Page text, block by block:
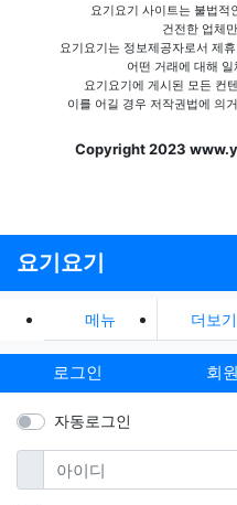
요기요기 사이트는 불법적
건전한 업체
요기요기는 정보제공자로서 제
어떤 거래에 대해
요기요기에 게시된 모든 컨
이를 어길 경우 저작권법에 의
Copyright 2023
요기요기
메뉴 더보기
로그인 회
자동로그인
아이디필수